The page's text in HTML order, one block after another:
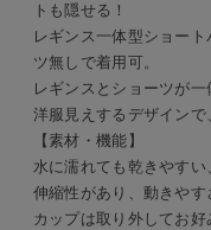
トも隠せる！
レギンス一体型ショー
ツ無しで着用可。
レギンスとショーツが一
洋服見えするデザインで
【素材・機能】
水に濡れても乾きやすい
伸縮性があり、動きや
カップは取り外してお好